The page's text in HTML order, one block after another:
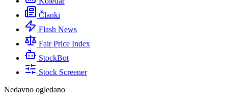
Članki
Flash News
Fair Price Index
StockBot
Stock Screener
Nedavno ogledano